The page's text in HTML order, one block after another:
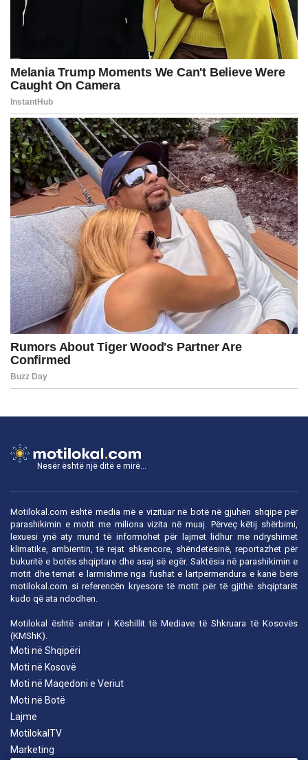
Nesër është një ditë e mirë...
Motilokal.com është media më e vizituar në botë në gjuhën shqipe për
parashikimin e motit me miliona vizita në muaj. Përveç këtij shërbimi,
lexuesi ynë aty mund të informohet për lajmet lidhur me ndryshimet
klimatike, ambientin, të rejat shkencore, shëndetësinë, reportazhet për
bukuritë e botës shqiptare dhe asaj së egër. Saktësia në parashikimin e
motit dhe temat e larmishme nga fushat e lartpërmendura e kanë bërë
motilokal.com si referencën kryesore të motit për të gjithë shqiptarët
kudo që ata ndodhen.
Motilokal është anëtar i Këshillit të Mediave të Shkruara të Kosovës
(KMShK).
Moti në Shqipëri
Moti në Kosovë
Moti në Maqedoni e Veriut
Moti në Botë
Lajme
MotilokalTV
Marketing